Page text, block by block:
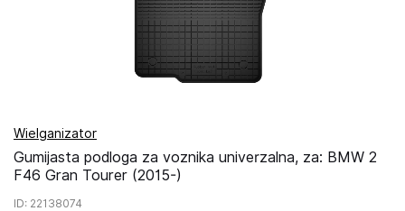
Wielganizator
Gumijasta podloga za voznika univerzalna, za: BMW 2
F46 Gran Tourer (2015-)
ID: 22138074